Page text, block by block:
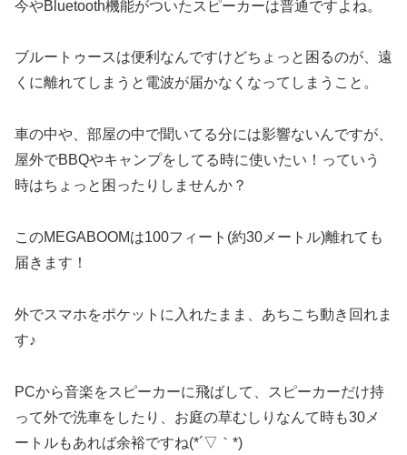
今やBluetooth機能がついたスピーカーは普通ですよね。
ブルートゥースは便利なんですけどちょっと困るのが、遠
くに離れてしまうと電波が届かなくなってしまうこと。
車の中や、部屋の中で聞いてる分には影響ないんですが、
屋外でBBQやキャンプをしてる時に使いたい！っていう
時はちょっと困ったりしませんか？
このMEGABOOMは100フィート(約30メートル)離れても
届きます！
外でスマホをポケットに入れたまま、あちこち動き回れま
す♪
PCから音楽をスピーカーに飛ばして、スピーカーだけ持
って外で洗車をしたり、お庭の草むしりなんて時も30メ
ートルもあれば余裕ですね(*´▽｀*)